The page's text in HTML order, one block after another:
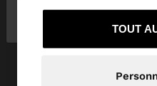
services.
TOUT